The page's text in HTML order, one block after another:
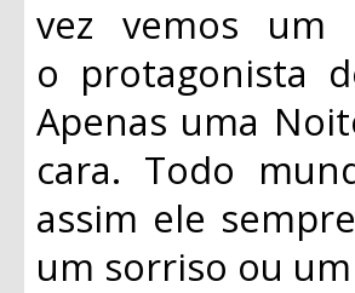
vez vemos um
o protagonista
Apenas uma
cara. Todo
assim ele
um sorriso ou